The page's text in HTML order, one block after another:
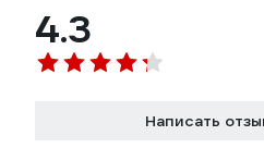
4.3
Написать